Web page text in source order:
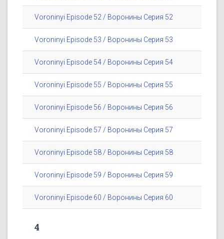
Voroninyi Episode 52 / Воронины Серия 52
Voroninyi Episode 53 / Воронины Серия 53
Voroninyi Episode 54 / Воронины Серия 54
Voroninyi Episode 55 / Воронины Серия 55
Voroninyi Episode 56 / Воронины Серия 56
Voroninyi Episode 57 / Воронины Серия 57
Voroninyi Episode 58 / Воронины Серия 58
Voroninyi Episode 59 / Воронины Серия 59
Voroninyi Episode 60 / Воронины Серия 60
4